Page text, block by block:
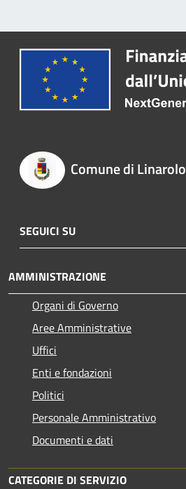
Comune di Linarolo
SEGUICI SU
AMMINISTRAZIONE
Organi di Governo
Aree Amministrative
Uffici
Enti e fondazioni
Politici
Personale Amministrativo
Documenti e dati
CATEGORIE DI SERVIZIO